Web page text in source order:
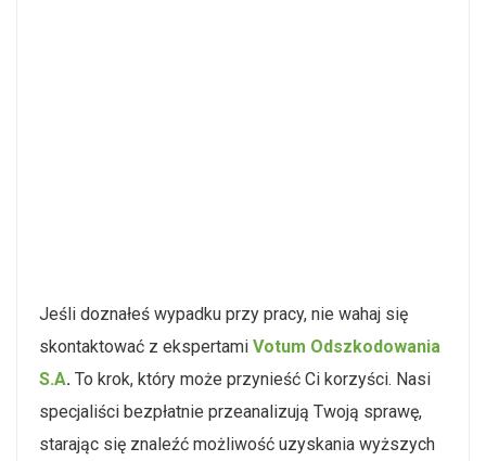
Jeśli doznałeś wypadku przy pracy, nie wahaj się
skontaktować z ekspertami Votum Odszkodowania
S.A. To krok, który może przynieść Ci korzyści. Nasi
specjaliści bezpłatnie przeanalizują Twoją sprawę,
starając się znaleźć możliwość uzyskania wyższych